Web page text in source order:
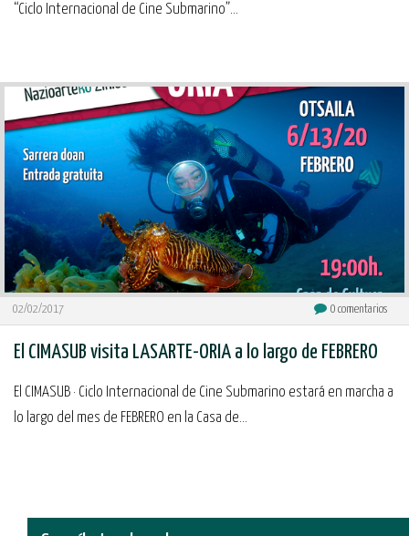
“Ciclo Internacional de Cine Submarino”...
02/02/2017 0 comentarios
El CIMASUB visita LASARTE-ORIA a lo largo de FEBRERO
El CIMASUB · Ciclo Internacional de Cine Submarino estará en marcha a
lo largo del mes de FEBRERO en la Casa de...